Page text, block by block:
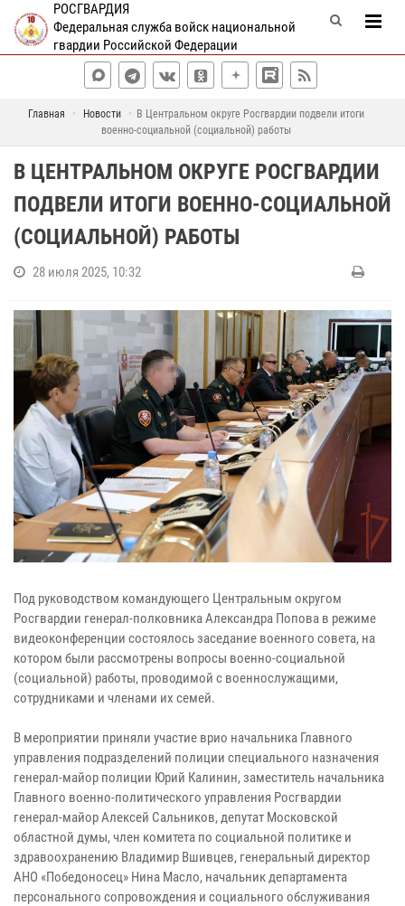
РОСГВАРДИЯ
Федеральная служба войск национальной
гвардии Российской Федерации
Главная Новости
В Центральном округе Росгвардии подвели итоги
военно-социальной (социальной) работы
В ЦЕНТРАЛЬНОМ ОКРУГЕ РОСГВАРДИИ
ПОДВЕЛИ ИТОГИ ВОЕННО-СОЦИАЛЬНОЙ
(СОЦИАЛЬНОЙ) РАБОТЫ
28 июля 2025, 10:32
Под руководством командующего Центральным округом
Росгвардии генерал-полковника Александра Попова в режиме
видеоконференции состоялось заседание военного совета, на
котором были рассмотрены вопросы военно-социальной
(социальной) работы, проводимой с военнослужащими,
сотрудниками и членами их семей.
В мероприятии приняли участие врио начальника Главного
управления подразделений полиции специального назначения
генерал-майор полиции Юрий Калинин, заместитель начальника
Главного военно-политического управления Росгвардии
генерал-майор Алексей Сальников, депутат Московской
областной думы, член комитета по социальной политике и
здравоохранению Владимир Вшивцев, генеральный директор
АНО «Победоносец» Нина Масло, начальник департамента
персонального сопровождения и социального обслуживания